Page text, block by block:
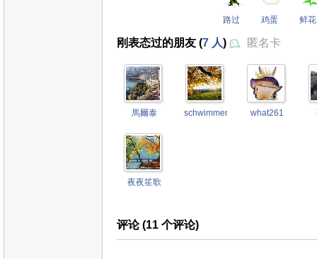
路过 鸡蛋 鲜花
刚表态过的朋友 (7 人) 匿名卡
馬爾泰 schwimmengool what261
夜夜笙歌
评论 (11 个评论)